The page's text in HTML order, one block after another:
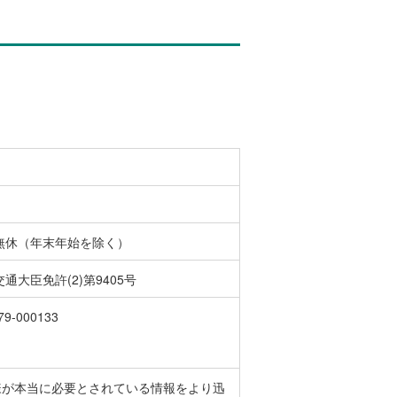
（年末年始を除く）
通大臣免許(2)第9405号
000133
本当に必要とされている情報をより迅